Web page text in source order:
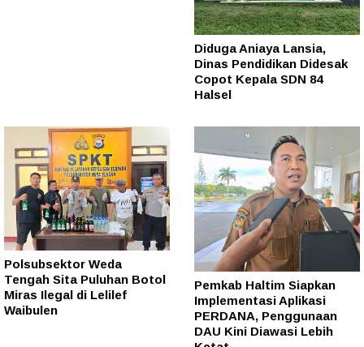
Diduga Aniaya Lansia,
Dinas Pendidikan Didesak
Copot Kepala SDN 84
Halsel
Polsubsektor Weda
Tengah Sita Puluhan Botol
Miras Ilegal di Lelilef
Waibulen
Pemkab Haltim Siapkan
Implementasi Aplikasi
PERDANA, Penggunaan
DAU Kini Diawasi Lebih